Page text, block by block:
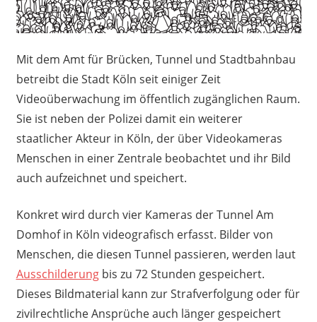
Mit dem Amt für Brücken, Tunnel und Stadtbahnbau
betreibt die Stadt Köln seit einiger Zeit
Videoüberwachung im öffentlich zugänglichen Raum.
Sie ist neben der Polizei damit ein weiterer
staatlicher Akteur in Köln, der über Videokameras
Menschen in einer Zentrale beobachtet und ihr Bild
auch aufzeichnet und speichert.
Konkret wird durch vier Kameras der Tunnel Am
Domhof in Köln videografisch erfasst. Bilder von
Menschen, die diesen Tunnel passieren, werden laut
Ausschilderungbis zu 72 Stunden gespeichert.
Dieses Bildmaterial kann zur Strafverfolgung oder für
zivilrechtliche Ansprüche auch länger gespeichert